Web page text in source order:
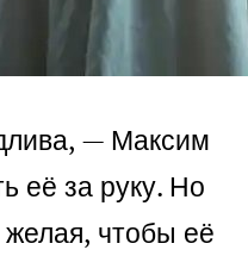
— Максим
её за руку. Но
чтобы её